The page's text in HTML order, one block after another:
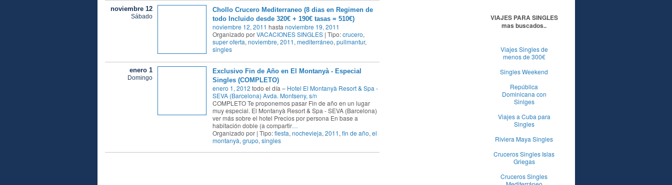
noviembre 12
Sábado
Chollo Crucero Mediterraneo (8 dias en Regimen de
todo Incluido desde 320€ + 190€ tasas = 510€)
noviembre 12, 2011 hasta noviembre 19, 2011
Organizado porVACACIONES SINGLES| Tipo:crucero,
super oferta, noviembre, 2011, mediterráneo, pullmantur,
singles
enero 1
Domingo
Exclusivo Fin de Año en El Montanyà - Especial
Singles (COMPLETO)
enero 1, 2012 todo el día – Hotel El Montanyà Resort & Spa -
SEVA (Barcelona) Avda. Montseny, s/n
COMPLETO Te proponemos pasar Fin de año en un lugar
muy especial. El Montanyà Resort & Spa - SEVA (Barcelona)
ver más sobre el hotel Precios por persona En base a
habitación doble (a compartir…
Organizado por | Tipo:fiesta, nochevieja, 2011, fin de año, el
montanyà, grupo, singles
VIAJES PARA SINGLES
mas buscados..
Viajes Singles de
menos de 300€
Singles Weekend
República
Dominicana con
Sinlges
Viajes a Cuba para
Singles
Riviera Maya Singles
Cruceros Singles Islas
Griegas
Cruceros Singles